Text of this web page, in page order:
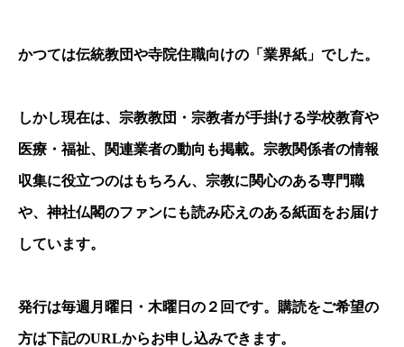
かつては伝統教団や寺院住職向けの「業界紙」でした。
しかし現在は、宗教教団・宗教者が手掛ける学校教育や
医療・福祉、関連業者の動向も掲載。宗教関係者の情報
収集に役立つのはもちろん、宗教に関心のある専門職
や、神社仏閣のファンにも読み応えのある紙面をお届け
しています。
発行は毎週月曜日・木曜日の２回です。購読をご希望の
方は下記のURLからお申し込みできます。